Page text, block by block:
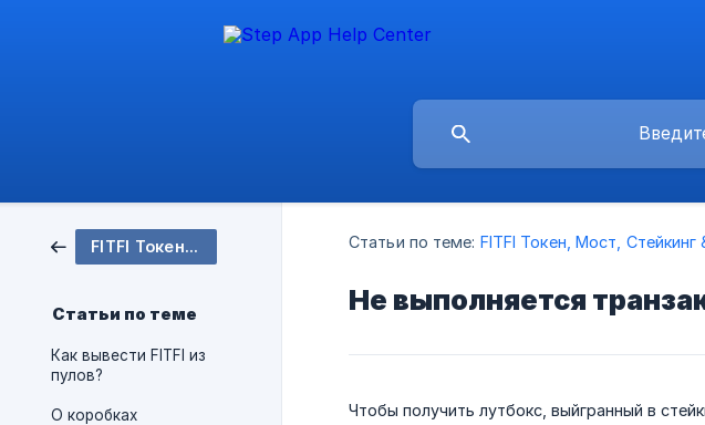
FITFI Токен, Мост, Стейкинг & Награды 🪙
Статьи по теме
Как вывести FITFI из
пулов?
О коробках
Статьи по теме: FITFI Токен, Мост, Стейкинг
Не выполняется
Чтобы получить лутбокс, выйгранный в